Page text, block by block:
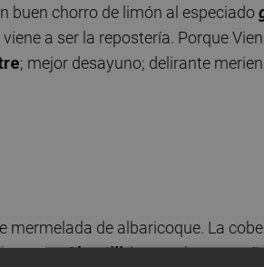
buen chorro de limón al especiado
a ser la repostería. Porque
; mejor desayuno; delirante
mermelada de albaricoque. La
cremaChantilly) para el